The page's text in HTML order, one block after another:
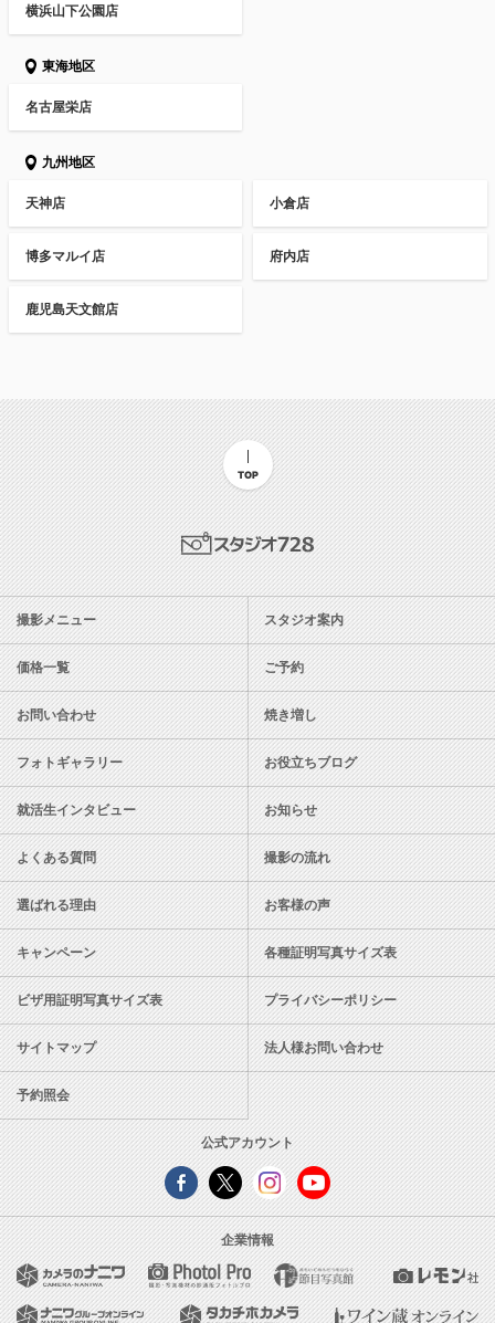
横浜山下公園店
東海地区
名古屋栄店
九州地区
天神店 小倉店
博多マルイ店 府内店
鹿児島天文館店
TOP
スタジオ728
撮影メニュー スタジオ案内
価格一覧 ご予約
お問い合わせ 焼き増し
フォトギャラリー お役立ちブログ
就活生インタビュー お知らせ
よくある質問 撮影の流れ
選ばれる理由 お客様の声
キャンペーン 各種証明写真サイズ表
ビザ用証明写真サイズ表 プライバシーポリシー
サイトマップ 法人様お問い合わせ
予約照会
公式アカウント
企業情報